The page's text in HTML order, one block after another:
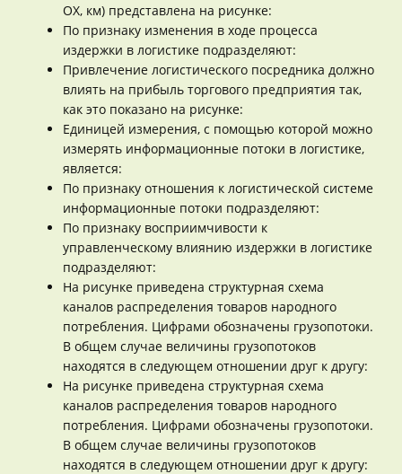
ОХ, км) представлена на рисунке:
По признаку изменения в ходе процесса
издержки в логистике подразделяют:
Привлечение логистического посредника должно
влиять на прибыль торгового предприятия так,
как это показано на рисунке:
Единицей измерения, с помощью которой можно
измерять информационные потоки в логистике,
является:
По признаку отношения к логистической системе
информационные потоки подразделяют:
По признаку восприимчивости к
управленческому влиянию издержки в логистике
подразделяют:
На рисунке приведена структурная схема
каналов распределения товаров народного
потребления. Цифрами обозначены грузопотоки.
В общем случае величины грузопотоков
находятся в следующем отношении друг к другу:
На рисунке приведена структурная схема
каналов распределения товаров народного
потребления. Цифрами обозначены грузопотоки.
В общем случае величины грузопотоков
находятся в следующем отношении друг к другу: